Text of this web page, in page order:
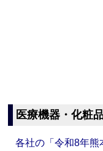
医療機器・化粧
各社の「令和8年熊